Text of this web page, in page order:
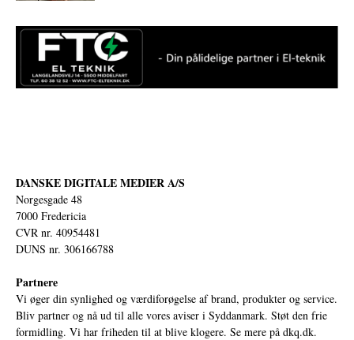
DANSKE DIGITALE MEDIER A/S
Norgesgade 48
7000 Fredericia
CVR nr. 40954481
DUNS nr. 306166788
Partnere
Vi øger din synlighed og værdiforøgelse af brand, produkter og service.
Bliv partner og nå ud til alle vores aviser i Syddanmark. Støt den frie
formidling. Vi har friheden til at blive klogere. Se mere på dkq.dk.